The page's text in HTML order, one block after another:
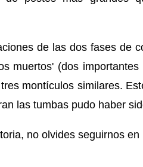
de las dos fases de
muertos' (dos
montículos similares.
las tumbas pudo haber
no olvides seguirnos